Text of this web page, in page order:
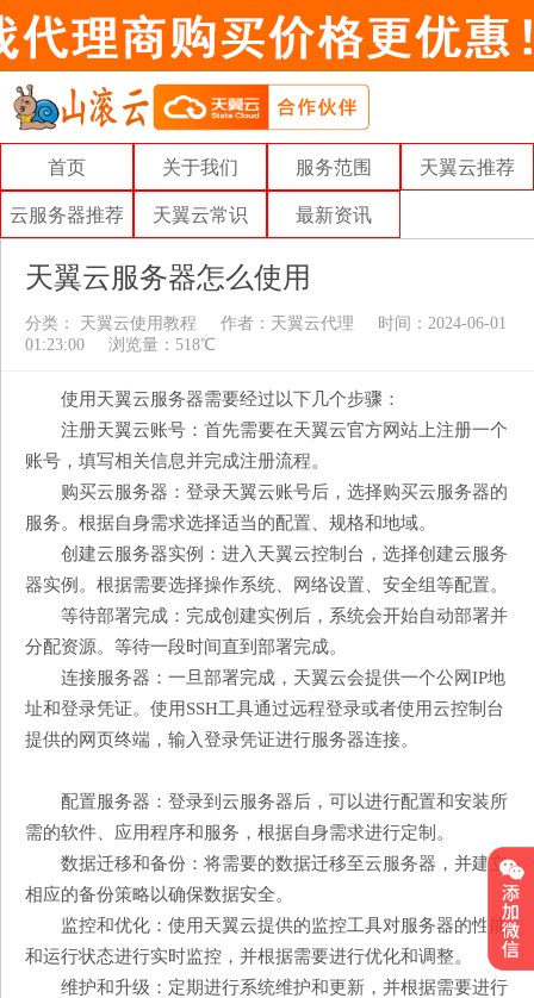
首页 关于我们 服务范围 天翼云推荐
云服务器推荐 天翼云常识 最新资讯
天翼云服务器怎么使用
分类： 天翼云使用教程 作者： 天翼云代理
时间：2024-06-01
01:23:00
浏览量：518℃
使用天翼云服务器需要经过以下几个步骤：
注册天翼云账号：首先需要在天翼云官方网站上注册一个
账号，填写相关信息并完成注册流程。
购买云服务器：登录天翼云账号后，选择购买云服务器的
服务。根据自身需求选择适当的配置、规格和地域。
创建云服务器实例：进入天翼云控制台，选择创建云服务
器实例。根据需要选择操作系统、网络设置、安全组等配置。
等待部署完成：完成创建实例后，系统会开始自动部署并
分配资源。等待一段时间直到部署完成。
连接服务器：一旦部署完成，天翼云会提供一个公网IP地
址和登录凭证。使用SSH工具通过远程登录或者使用云控制台
提供的网页终端，输入登录凭证进行服务器连接。
配置服务器：登录到云服务器后，可以进行配置和安装所
需的软件、应用程序和服务，根据自身需求进行定制。
数据迁移和备份：将需要的数据迁移至云服务器，并建立
相应的备份策略以确保数据安全。
监控和优化：使用天翼云提供的监控工具对服务器的性能
和运行状态进行实时监控，并根据需要进行优化和调整。
维护和升级：定期进行系统维护和更新，并根据需要进行